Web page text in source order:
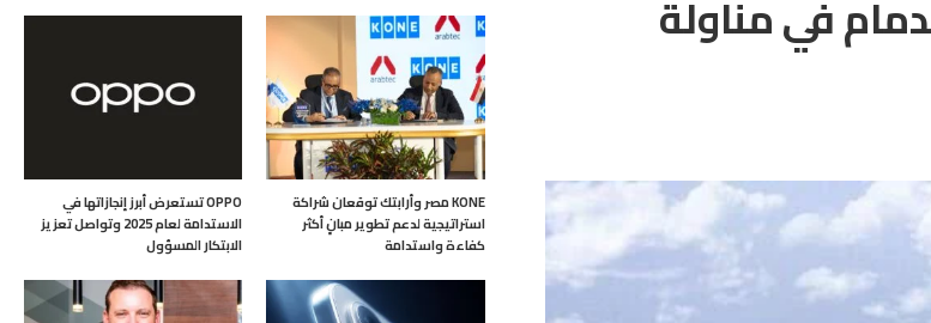
في مناولة
KONE مصر وأرابتك توقعان شراكة
استراتيجية لدعم تطوير مبانٍ أكثر
كفاءة واستدامة
OPPO تستعرض أبرز إنجازاتها في
الاستدامة لعام 2025 وتواصل تعزيز
الابتكار المسؤول